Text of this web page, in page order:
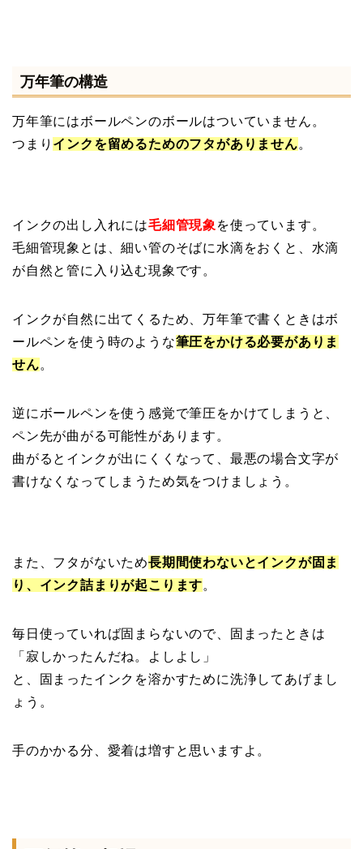
万年筆の構造
万年筆にはボールペンのボールはついていません。
つまり インクを留めるためのフタがありません。
インクの出し入れには毛細管現象 を使っています。
毛細管現象とは、細い管のそばに水滴をおくと、水滴
が自然と管に入り込む現象です。
インクが自然に出てくるため、万年筆で書くときはボ
ールペンを使う時のような筆圧をかける必要がありま
せん。
逆にボールペンを使う感覚で筆圧をかけてしまうと、
ペン先が曲がる可能性があります。
曲がるとインクが出にくくなって、最悪の場合文字が
書けなくなってしまうため気をつけましょう。
また、フタがないため長期間使わないとインクが固ま
り、インク詰まりが起こります。
毎日使っていれば固まらないので、固まったときは
「寂しかったんだね。よしよし」
と、固まったインクを溶かすために洗浄してあげまし
ょう。
手のかかる分、愛着は増すと思いますよ。